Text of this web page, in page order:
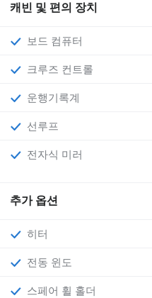
캐빈 및 편의 장치
보드 컴퓨터
크루즈 컨트롤
운행기록계
선루프
전자식 미러
추가 옵션
히터
전동 윈도
스페어 휠 홀더